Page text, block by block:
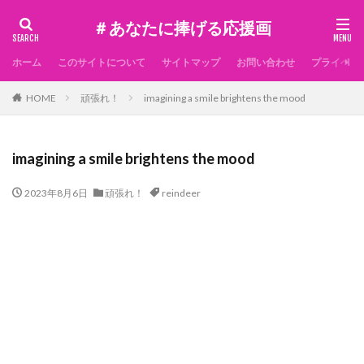
＃あなたに捧げる応援画
ホーム このサイトについて サイトマップ お問い合わせ プライベー
HOME 頑張れ！ imagining a smile brightens the mood
imagining a smile brightens the mood
2023年8月6日 頑張れ！ reindeer